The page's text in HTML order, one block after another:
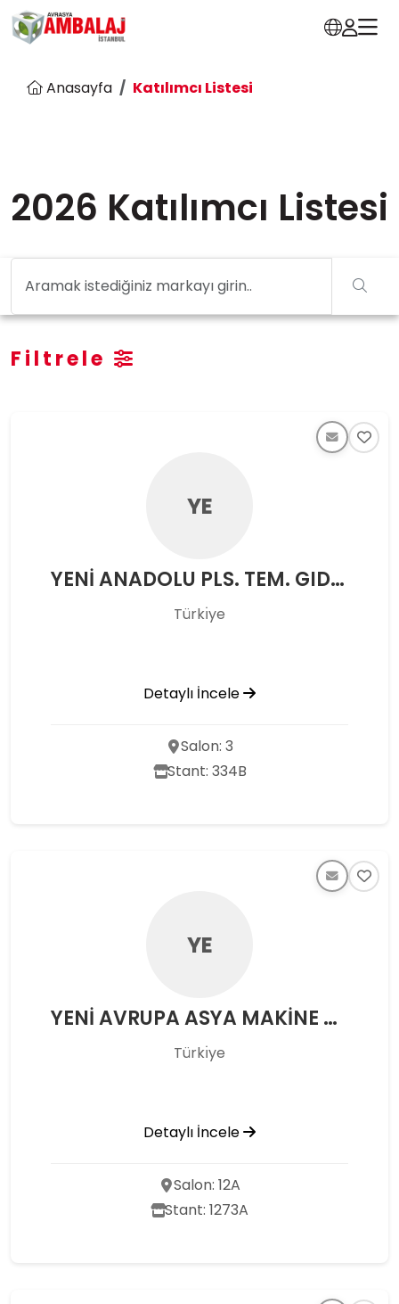
Anasayfa Katılımcı Listesi
2026 Katılımcı Listesi
Filtrele
YE
YENİ ANADOLU PLS. TEM. GID. MAD. İNŞ. TURZ. TİC. LTD. ŞTİ.
Türkı̇ye
Detaylı İncele
Salon: 3
Stant: 334B
YE
YENİ AVRUPA ASYA MAKİNE SERVİS LİMİTED ŞİRKETİ
Türkı̇ye
Detaylı İncele
Salon: 12A
Stant: 1273A